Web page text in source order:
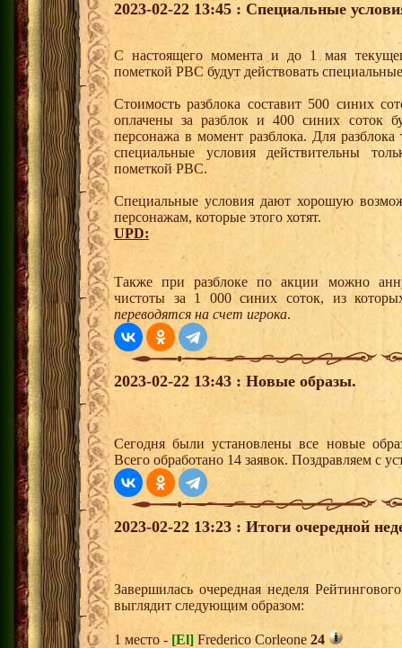
2023-02-22 13:45 : Специальные
С настоящего момента и до 1 мая
пометкой РВС будут действовать
Стоимость разблока составит 500 синих
оплачены за разблок и 400 синих соток
персонажа в момент разблока. Для
специальные условия действительны
пометкой РВС.
Специальные условия дают хорошую
персонажам, которые этого хотят.
UPD:
Также при разблоке по акции можно
чистоты за 1 000 синих соток, из
переводятся на счет игрока.
2023-02-22 13:43 : Новые образы.
Сегодня были установлены все новые
Всего обработано 14 заявок. Поздравляем с
2023-02-22 13:23 : Итоги очередной
Завершилась очередная неделя
выглядит следующим образом:
1 место - [El] Frederico Corleone 24